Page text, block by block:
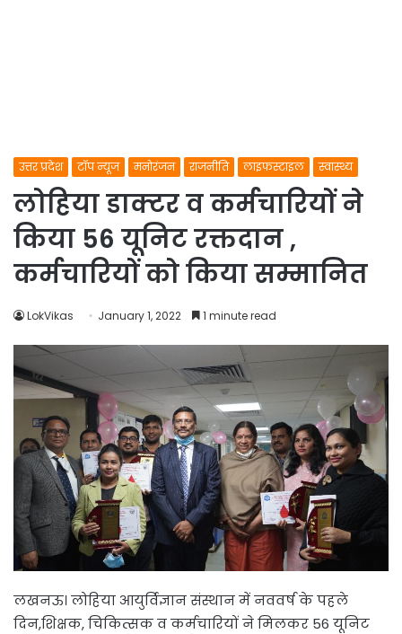
उत्तर प्रदेश टॉप न्यूज मनोरंजन राजनीति लाइफस्टाइल स्वास्थ्य
लोहिया डाक्टर व कर्मचारियों ने
किया 56 यूनिट रक्तदान ,
कर्मचारियों को किया सम्मानित
LokVikas January 1, 2022 1 minute read
लखनऊ। लोहिया आयुर्विज्ञान संस्थान में नववर्ष के पहले
दिन,शिक्षक, चिकित्सक व कर्मचारियों ने मिलकर 56 यूनिट